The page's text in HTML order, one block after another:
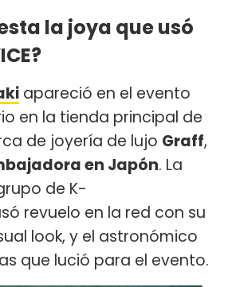
la joya que usó
apareció en el evento
en la tienda principal de
de joyería de lujo Graff,
en Japón. La
de K-
revuelo en la red con su
look, y el astronómico
que lució para el evento.